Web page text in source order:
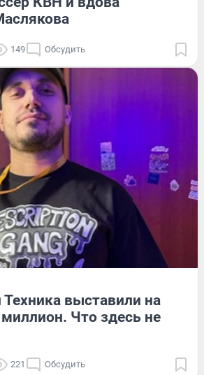
149 Обсудить
выставили на
Что здесь не
221 Обсудить